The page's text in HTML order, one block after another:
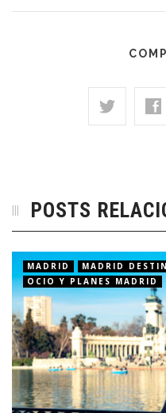
POSTS
MADRID
MADRID
OCIO Y PLANES MADRID